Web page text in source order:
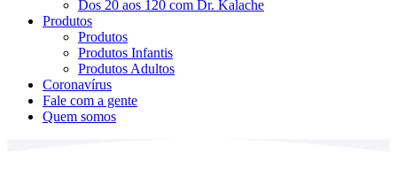
Dos 20 aos 120 com Dr. Kalache
Produtos
Produtos
Produtos Infantis
Produtos Adultos
Coronavírus
Fale com a gente
Quem somos